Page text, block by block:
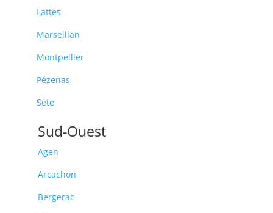
Lattes
Marseillan
Montpellier
Pézenas
Sète
Sud-Ouest
Agen
Arcachon
Bergerac